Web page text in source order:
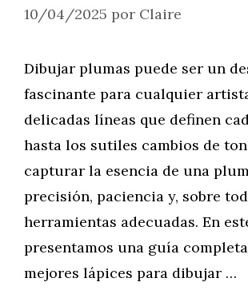
10/04/2025 por Claire
Dibujar plumas puede ser un
fascinante para cualquier
delicadas líneas que definen
hasta los sutiles cambios de
capturar la esencia de una
precisión, paciencia y, sobre
herramientas adecuadas. En
presentamos una guía
mejores lápices para dibujar …